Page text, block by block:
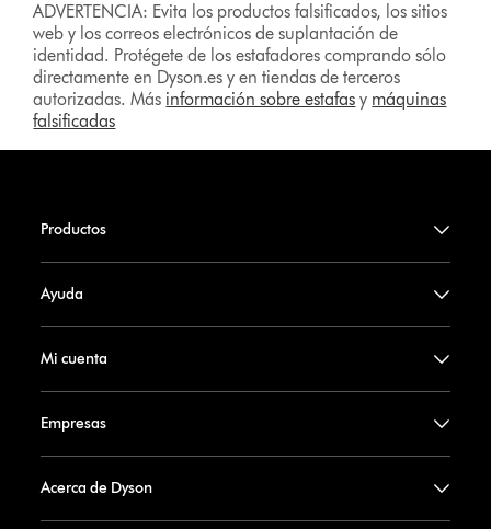
ADVERTENCIA: Evita los productos falsificados, los sitios
web y los correos electrónicos de suplantación de
identidad. Protégete de los estafadores comprando sólo
directamente en Dyson.es y en tiendas de terceros
autorizadas. Más información sobre estafas y máquinas
falsificadas
Productos
Ayuda
Mi cuenta
Empresas
Acerca de Dyson